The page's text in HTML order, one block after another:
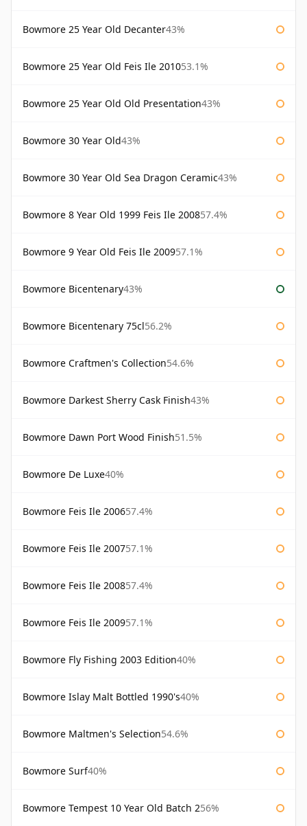
Bowmore 25 Year Old Decanter43%
Bowmore 25 Year Old Feis Ile 201053.1%
Bowmore 25 Year Old Old Presentation43%
Bowmore 30 Year Old43%
Bowmore 30 Year Old Sea Dragon Ceramic43%
Bowmore 8 Year Old 1999 Feis Ile 200857.4%
Bowmore 9 Year Old Feis Ile 200957.1%
Bowmore Bicentenary43%
Bowmore Bicentenary 75cl56.2%
Bowmore Craftmen's Collection54.6%
Bowmore Darkest Sherry Cask Finish43%
Bowmore Dawn Port Wood Finish51.5%
Bowmore De Luxe40%
Bowmore Feis Ile 200657.4%
Bowmore Feis Ile 200757.1%
Bowmore Feis Ile 200857.4%
Bowmore Feis Ile 200957.1%
Bowmore Fly Fishing 2003 Edition40%
Bowmore Islay Malt Bottled 1990's40%
Bowmore Maltmen's Selection54.6%
Bowmore Surf40%
Bowmore Tempest 10 Year Old Batch 256%